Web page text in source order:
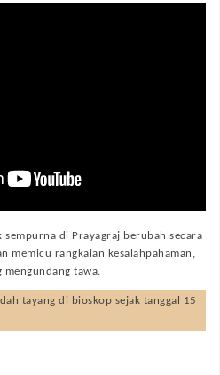
sempurna di Prayagraj berubah secara
memicu rangkaian kesalahpahaman,
mengundang tawa.
tayang di bioskop sejak tanggal 15